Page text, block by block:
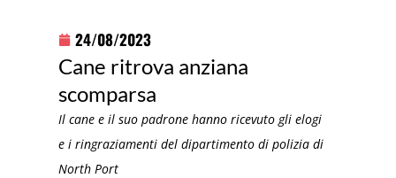
24/08/2023
Cane ritrova anziana
scomparsa
Il cane e il suo padrone hanno ricevuto gli elogi
e i ringraziamenti del dipartimento di polizia di
North Port